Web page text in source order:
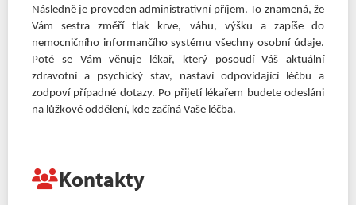
Následně je proveden administrativní příjem. To znamená, že
Vám sestra změří tlak krve, váhu, výšku a zapíše do
nemocničního informančího systému všechny osobní údaje.
Poté se Vám věnuje lékař, který posoudí Váš aktuální
zdravotní a psychický stav, nastaví odpovídající léčbu a
zodpoví případné dotazy. Po přijetí lékařem budete odesláni
na lůžkové oddělení, kde začíná Vaše léčba.
Kontakty